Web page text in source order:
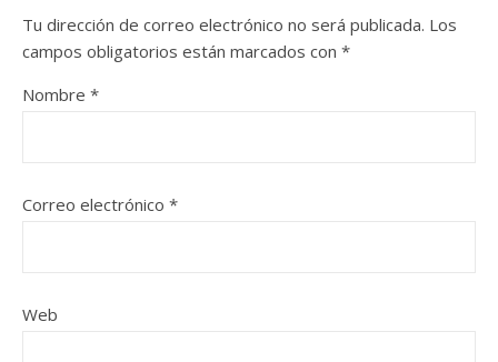
Tu dirección de correo electrónico no será publicada. Los
campos obligatorios están marcados con *
Nombre *
Correo electrónico *
Web